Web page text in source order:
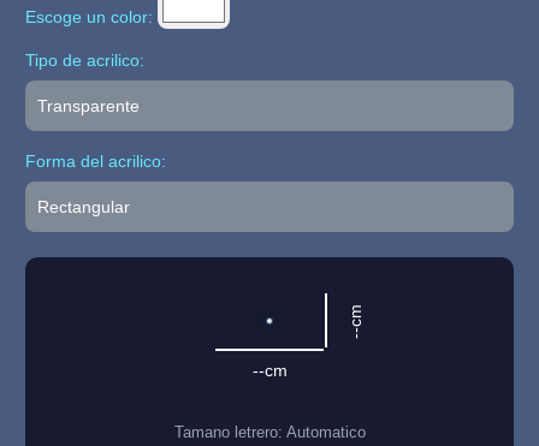
Escoge un color:
Tipo de acrilico:
Forma del acrilico:
--cm
--cm
Tamano letrero: Automatico